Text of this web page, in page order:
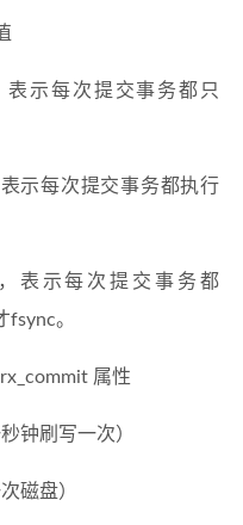
表示每次提交事务都只
示每次提交事务都执行
表示每次提交事务都
。
属性
钟刷写一次）
磁盘）